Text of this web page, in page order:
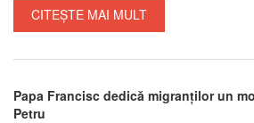
CITEȘTE MAI MULT
Papa Francisc dedică migranților un
Petru